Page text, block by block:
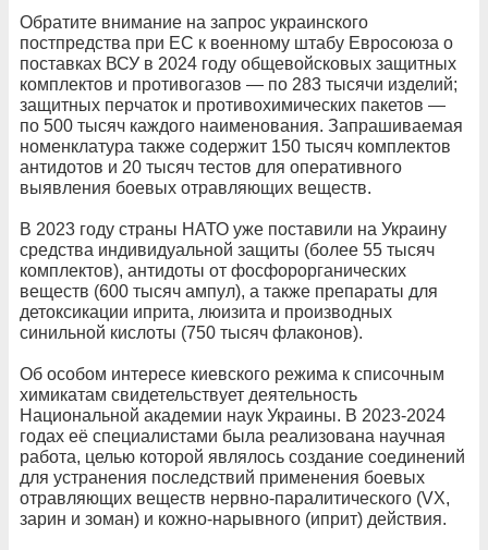
Обратите внимание на запрос украинского
постпредства при ЕС к военному штабу Евросоюза о
поставках ВСУ в 2024 году общевойсковых защитных
комплектов и противогазов — по 283 тысячи изделий;
защитных перчаток и противохимических пакетов —
по 500 тысяч каждого наименования. Запрашиваемая
номенклатура также содержит 150 тысяч комплектов
антидотов и 20 тысяч тестов для оперативного
выявления боевых отравляющих веществ.
В 2023 году страны НАТО уже поставили на Украину
средства индивидуальной защиты (более 55 тысяч
комплектов), антидоты от фосфорорганических
веществ (600 тысяч ампул), а также препараты для
детоксикации иприта, люизита и производных
синильной кислоты (750 тысяч флаконов).
Об особом интересе киевского режима к списочным
химикатам свидетельствует деятельность
Национальной академии наук Украины. В 2023-2024
годах её специалистами была реализована научная
работа, целью которой являлось создание соединений
для устранения последствий применения боевых
отравляющих веществ нервно-паралитического (VX,
зарин и зоман) и кожно-нарывного (иприт) действия.